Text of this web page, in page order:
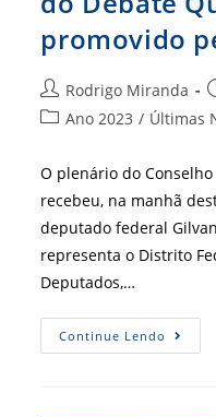
promovido
Autor
do
Rodrigo Miranda
Categoria
post:
Ano 2023 / Últimas
O plenário do
recebeu, na manhã
deputado federal
representa o Distrito
Deputados,…
Continue Lendo